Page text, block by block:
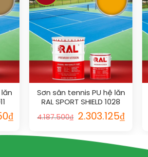
₫
Sơn sân tennis PU hệ lăn
RAL SPORT SHIELD 1028
4.187.500₫ 2.303.125₫